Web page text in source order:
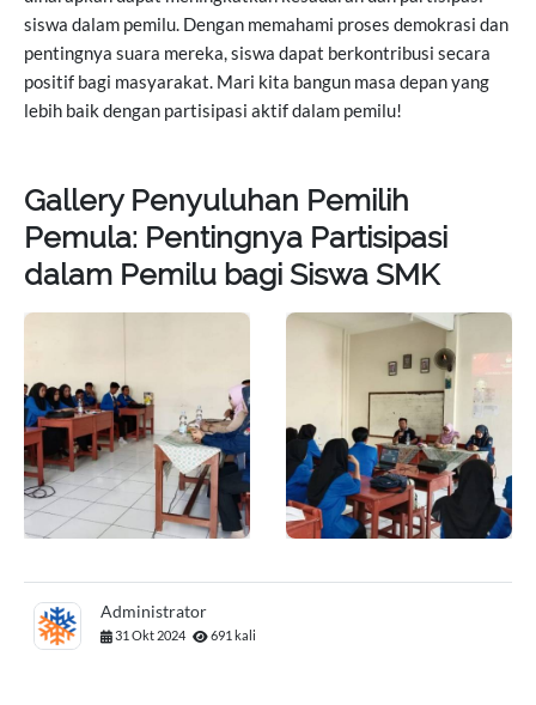
siswa dalam pemilu. Dengan memahami proses demokrasi dan
pentingnya suara mereka, siswa dapat berkontribusi secara
positif bagi masyarakat. Mari kita bangun masa depan yang
lebih baik dengan partisipasi aktif dalam pemilu!
Gallery Penyuluhan Pemilih
Pemula: Pentingnya Partisipasi
dalam Pemilu bagi Siswa SMK
Administrator
31 Okt 2024 691 kali